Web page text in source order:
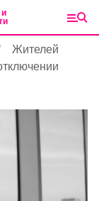
и
Жителей